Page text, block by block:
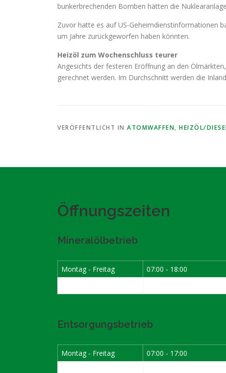
bunkerbrechenden Bomben hätten die
Zuvor hatte es auf US-Geheimdienstinformationen
um Jahre zurückgeworfen haben könnten.
Heizöl zum Wochenschluss teurer
Angesichts der festeren Eröffnung an den
gerechnet werden. Im Durchschnitt werden die
VERÖFFENTLICHT IN ATOMWAFFEN, HEIZÖL/
Öffnungszeiten
Mineralölbetrieb
Montag - Freitag
07:00 - 18:00
Entsorgungsbetrieb
Montag - Freitag
07:00 - 17:00